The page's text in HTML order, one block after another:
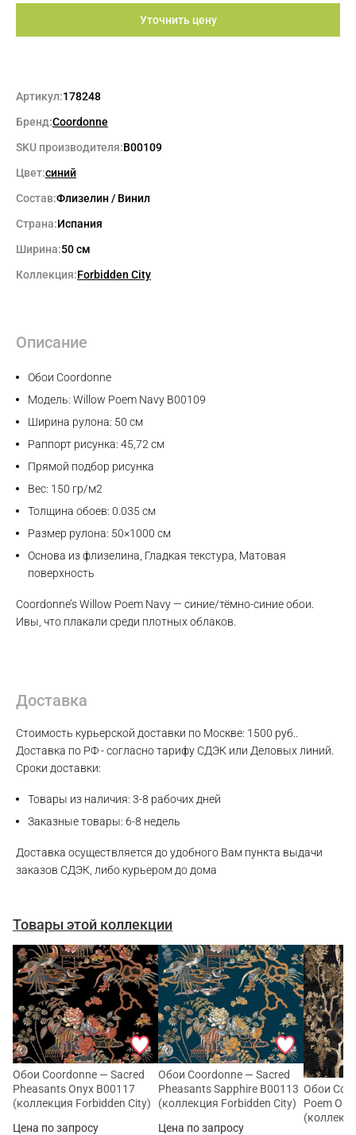
Уточнить цену
Артикул:178248
Бренд:Coordonne
SKU производителя:B00109
Цвет:синий
Состав:Флизелин / Винил
Страна:Испания
Ширина:50 см
Коллекция:Forbidden City
Описание
Обои Coordonne
Модель: Willow Poem Navy B00109
Ширина рулона: 50 см
Раппорт рисунка: 45,72 см
Прямой подбор рисунка
Вес: 150 гр/м2
Толщина обоев: 0.035 см
Размер рулона: 50×1000 см
Основа из флизелина, Гладкая текстура, Матовая
поверхность
Coordonne’s Willow Poem Navy — синие/тёмно-синие обои.
Ивы, что плакали среди плотных облаков.
Доставка
Стоимость курьерской доставки по Москве: 1500 руб..
Доставка по РФ - согласно тарифу СДЭК или Деловых линий.
Сроки доставки:
Товары из наличия: 3-8 рабочих дней
Заказные товары: 6-8 недель
Доставка осуществляется до удобного Вам пункта выдачи
заказов СДЭК, либо курьером до дома
Товары этой коллекции
Обои Coordonne — Sacred
Pheasants Onyx B00117
(коллекция Forbidden City)
Цена по запросу
Обои Coordonne — Sacred
Pheasants Sapphire B00113
(коллекция Forbidden City)
Цена по запросу
Обои
Poem
WhatsApp